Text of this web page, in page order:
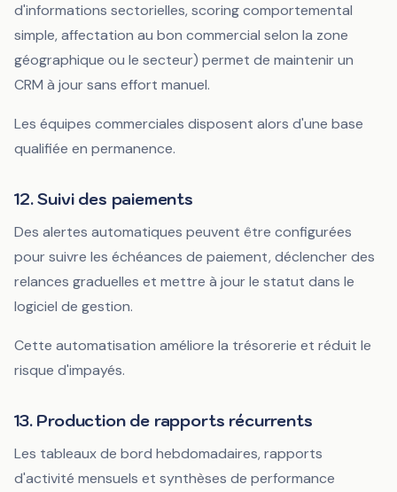
d'informations sectorielles, scoring comportemental
simple, affectation au bon commercial selon la zone
géographique ou le secteur) permet de maintenir un
CRM à jour sans effort manuel.
Les équipes commerciales disposent alors d'une base
qualifiée en permanence.
12. Suivi des paiements
Des alertes automatiques peuvent être configurées
pour suivre les échéances de paiement, déclencher des
relances graduelles et mettre à jour le statut dans le
logiciel de gestion.
Cette automatisation améliore la trésorerie et réduit le
risque d'impayés.
13. Production de rapports récurrents
Les tableaux de bord hebdomadaires, rapports
d'activité mensuels et synthèses de performance